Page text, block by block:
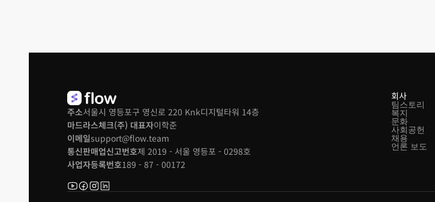
주소서울시 영등포구 영신로 220 Knk디지털타워 14층
마드라스체크(주) 대표자이학준
이메일support@flow.team
통신판매업신고번호제 2019 - 서울 영등포 - 0298호
사업자등록번호189 - 87 - 00172
회사
팀스토리
복지
문화
사회공헌
채용
언론 보도